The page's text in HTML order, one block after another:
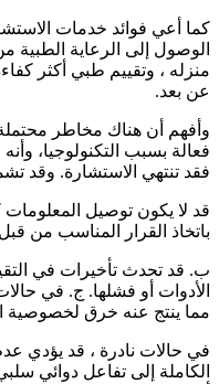
كما أعي فوائد خدمات
الوصول إلى الرعاية
منزله ، وتقييم طبي أكثر
عن بعد.
وأفهم أن هناك مخاطر
فعالة بسبب التكنولوجيا،
فقد تنتهي الاستشارة. وقد
قد لا يكون توصيل
باتخاذ القرار المناسب من
ب. قد تحدث تأخيرات في
الأدوات أو فشلها. ج. في
مما ينتج عنه خرق لخصوصية
في حالات نادرة ، قد يؤدي
الكاملة إلى تفاعل دوائي